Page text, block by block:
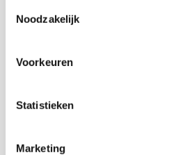
Noodzakelijk
Voorkeuren
Statistieken
Marketing
Selectiedag
SEP